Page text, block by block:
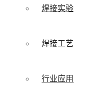
焊接实验
焊接工艺
行业应用